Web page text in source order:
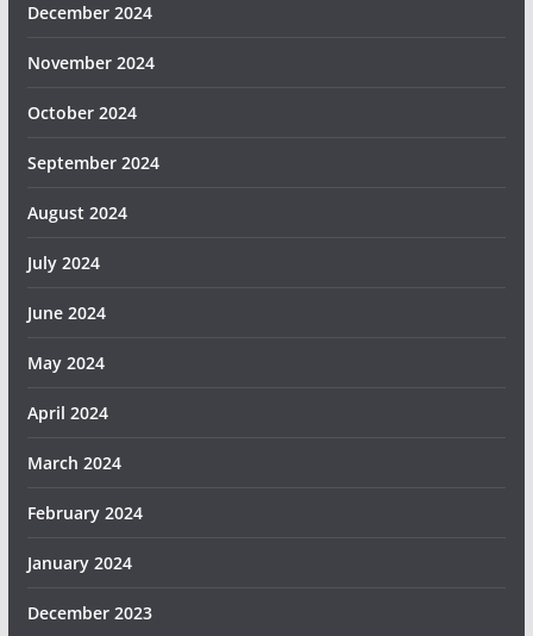
December 2024
November 2024
October 2024
September 2024
August 2024
July 2024
June 2024
May 2024
April 2024
March 2024
February 2024
January 2024
December 2023